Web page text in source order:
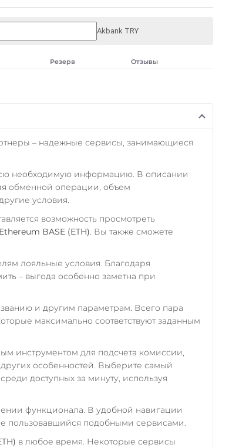
Akbank TRY
Резерв Отзывы
– надежные сервисы, занимающиеся
необходимую информацию. В описании
обменной операции, объем
условия.
возможность просмотреть
Ethereum BASE (ETH). Вы также сможете
лояльные условия. Благодаря
– выгода особенно заметна при
и другим параметрам. Всего пара
максимально соответствуют заданным
инструментом для подсчета комиссии,
особенностей. Выберите самый
среди доступных за минуту, используя
функционала. В удобной навигации
пользовавшийся подобными сервисами.
в любое время. Некоторые сервисы